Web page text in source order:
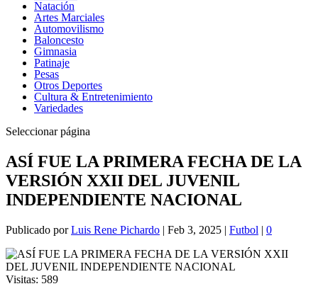
Natación
Artes Marciales
Automovilismo
Baloncesto
Gimnasia
Patinaje
Pesas
Otros Deportes
Cultura & Entretenimiento
Variedades
Seleccionar página
ASÍ FUE LA PRIMERA FECHA DE LA
VERSIÓN XXII DEL JUVENIL
INDEPENDIENTE NACIONAL
Publicado porLuis Rene Pichardo | Feb 3, 2025 | Futbol | 0
Visitas: 589